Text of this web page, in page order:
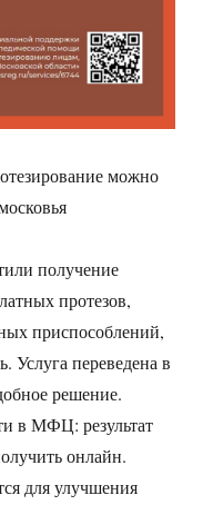
можно
получение
протезов,
приспособлений,
Услуга переведена в
решение.
в МФЦ: результат
онлайн.
для улучшения